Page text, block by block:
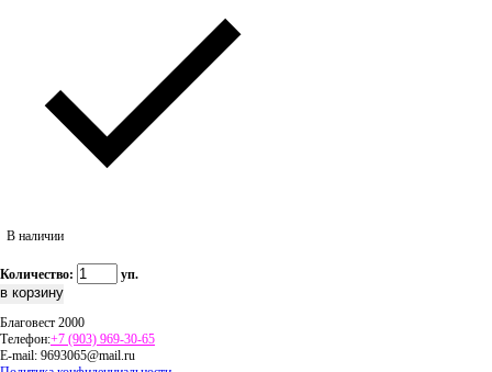
В наличии
Количество: уп.
Благовест 2000
Телефон:+7 (903) 969-30-65
E-mail: 9693065@mail.ru